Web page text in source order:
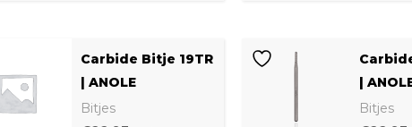
Carbide Bitje 19TR
| ANOLE
Bitjes
|
Bitjes